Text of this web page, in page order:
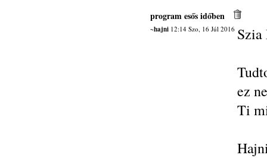
program esős időben
~hajni12:14 Szo, 16 Júl 2016
ez
Ti